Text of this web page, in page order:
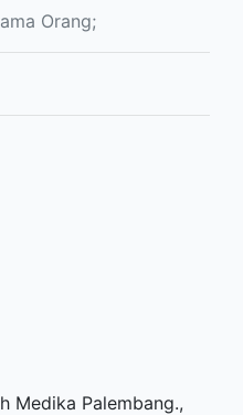
Orang;
Medika Palembang.,